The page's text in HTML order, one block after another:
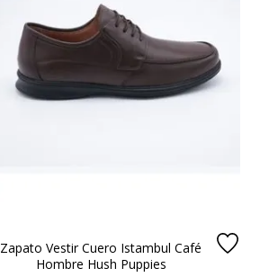
Zapato Vestir Cuero Istambul Café
Hombre Hush Puppies